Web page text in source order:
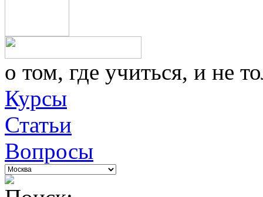
о том, где учиться, и не
Курсы
Статьи
Вопросы